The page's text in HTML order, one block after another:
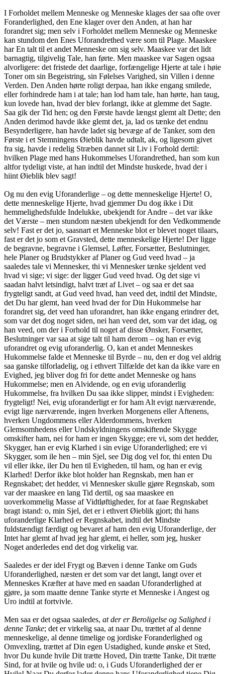
I Forholdet mellem Menneske og Menneske klages der saa ofte over
Foranderlighed, den Ene klager over den Anden, at han har
forandret sig; men selv i Forholdet mellem Menneske og Menneske
kan stundom den Enes Uforandrethed være som til Plage. Maaskee
har En talt til et andet Menneske om sig selv. Maaskee var det lidt
barnagtig, tilgivelig Tale, han førte. Men maaskee var Sagen ogsaa
alvorligere: det fristede det daarlige, forfængelige Hjerte at tale i høie
Toner om sin Begeistring, sin Følelses Varighed, sin Villen i denne
Verden. Den Anden hørte roligt derpaa, han ikke engang smilede,
eller forhindrede ham i at tale; han lod ham tale, han hørte, han taug,
kun lovede han, hvad der blev forlangt, ikke at glemme det Sagte.
Saa gik der Tid hen; og den Første havde længst glemt alt Dette; den
Anden derimod havde ikke glemt det, ja, lad os tænke det endnu
Besynderligere, han havde ladet sig bevæge af de Tanker, som den
Første i et Stemningens Øieblik havde udtalt, ak, og ligesom givet
fra sig, havde i redelig Stræben dannet sit Liv i Forhold dertil:
hvilken Plage med hans Hukommelses Uforandrethed, han som kun
altfor tydeligt viste, at han indtil det Mindste huskede, hvad der i
hiint Øieblik blev sagt!
Og nu den evig Uforanderlige – og dette menneskelige Hjerte! O,
dette menneskelige Hjerte, hvad gjemmer Du dog ikke i Dit
hemmelighedsfulde Indelukke, ubekjendt for Andre – det var ikke
det Værste – men stundom næsten ubekjendt for den Vedkommende
selv! Fast er det jo, saasnart et Menneske blot er blevet noget tilaars,
fast er det jo som et Gravsted, dette menneskelige Hjerte! Der ligge
de begravne, begravne i Glemsel, Løfter, Forsætter, Beslutninger,
hele Planer og Brudstykker af Planer og Gud veed hvad – ja
saaledes tale vi Mennesker, thi vi Mennesker tænke sjeldent ved
hvad vi sige; vi sige: der ligger Gud veed hvad. Og det sige vi
saadan halvt letsindigt, halvt træt af Livet – og saa er det saa
frygteligt sandt, at Gud veed hvad, han veed det, indtil det Mindste,
det Du har glemt, han veed hvad der for Din Hukommelse har
forandret sig, det veed han uforandret, han ikke engang erindrer det,
som var det dog noget siden, nei han veed det, som var det idag, og
han veed, om der i Forhold til noget af disse Ønsker, Forsætter,
Beslutninger var saa at sige talt til ham derom – og han er evig
uforandret og evig uforanderlig. O, kan et andet Menneskes
Hukommelse falde et Menneske til Byrde – nu, den er dog vel aldrig
saa ganske tilforladelig, og i ethvert Tilfælde det kan da ikke vare en
Evighed, jeg bliver dog fri for dette andet Menneske og hans
Hukommelse; men en Alvidende, og en evig uforanderlig
Hukommelse, fra hvilken Du saa ikke slipper, mindst i Evigheden:
frygteligt! Nei, evig uforanderligt er for ham Alt evigt nærværende,
evigt lige nærværende, ingen hverken Morgenens eller Aftenens,
hverken Ungdommens eller Alderdommens, hverken
Glemsomhedens eller Undskyldningens omskiftende Skygge
omskifter ham, nei for ham er ingen Skygge; ere vi, som det hedder,
Skygger, han er evig Klarhed i sin evige Uforanderlighed; ere vi
Skygger, som ile hen – min Sjel, see Dig dog vel for, thi enten Du
vil eller ikke, iler Du hen til Evigheden, til ham, og han er evig
Klarhed! Derfor ikke blot holder han Regnskab, men han er
Regnskabet; det hedder, vi Mennesker skulle gjøre Regnskab, som
var der maaskee en lang Tid dertil, og saa maaskee en
uoverkommelig Masse af Vidtløftigheder, for at faae Regnskabet
bragt istand: o, min Sjel, det er i ethvert Øieblik gjort; thi hans
uforanderlige Klarhed er Regnskabet, indtil det Mindste
fuldstændigt færdigt og bevaret af ham den evig Uforanderlige, der
Intet har glemt af hvad jeg har glemt, ei heller, som jeg, husker
Noget anderledes end det dog virkelig var.
Saaledes er der idel Frygt og Bæven i denne Tanke om Guds
Uforanderlighed, næsten er det som var det langt, langt over et
Menneskes Kræfter at have med en saadan Uforanderlighed at
gjøre, ja som maatte denne Tanke styrte et Menneske i Angest og
Uro indtil at fortvivle.
Men saa er det ogsaa saaledes, at der er Beroligelse og Salighed i
denne Tanke; det er virkelig saa, at naar Du, trættet af al denne
menneskelige, al denne timelige og jordiske Foranderlighed og
Omvexling, trættet af Din egen Ustadighed, kunde ønske et Sted,
hvor Du kunde hvile Dit trætte Hoved, Din trætte Tanke, Dit trætte
Sind, for at hvile og hvile ud: o, i Guds Uforanderlighed der er